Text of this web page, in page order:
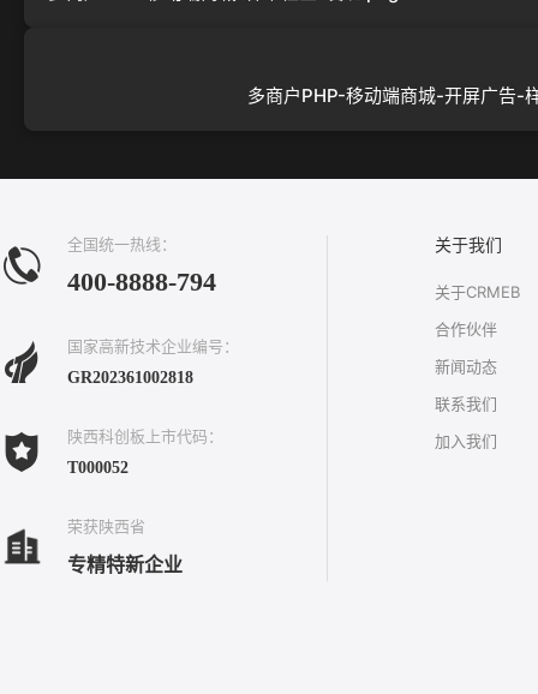
多商户PHP-移动端商城-开屏广告-
全国统一热线：
400-8888-794
国家高新技术企业编号：
GR202361002818
陕西科创板上市代码：
T000052
荣获陕西省
专精特新企业
关于我们
关于CRMEB
合作伙伴
新闻动态
联系我们
加入我们